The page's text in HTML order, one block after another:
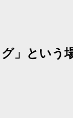
」という